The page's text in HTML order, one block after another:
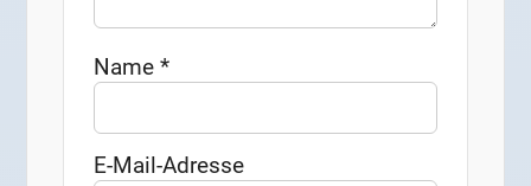
Name*
E-Mail-Adresse